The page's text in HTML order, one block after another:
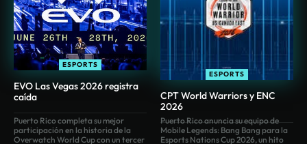
ESPORTS
EVO Las Vegas 2026 registra
caída
ESPORTS
CPT World Warriors y ENC
2026
Puerto Rico completa su mejor
participación en la historia de la
Overwatch World Cup con un tercer
Puerto Rico anuncia su equipo de
Mobile Legends: Bang Bang para la
Esports Nations Cup 2026, un hito